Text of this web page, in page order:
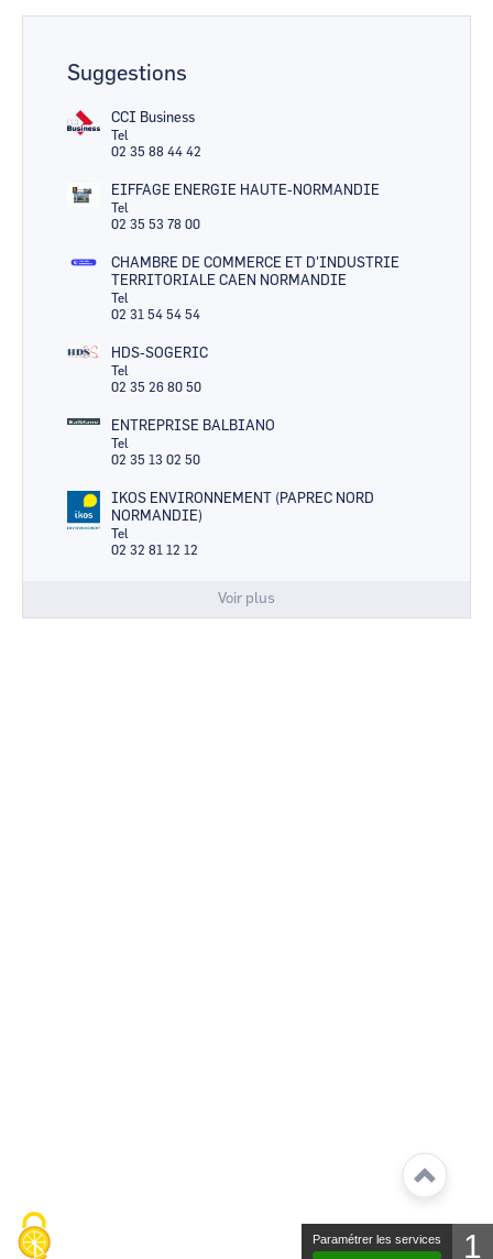
Suggestions
CCI Business
Tel
02 35 88 44 42
EIFFAGE ENERGIE HAUTE-NORMANDIE
Tel
02 35 53 78 00
CHAMBRE DE COMMERCE ET D'INDUSTRIE
TERRITORIALE CAEN NORMANDIE
Tel
02 31 54 54 54
HDS-SOGERIC
Tel
02 35 26 80 50
ENTREPRISE BALBIANO
Tel
02 35 13 02 50
IKOS ENVIRONNEMENT (PAPREC NORD
NORMANDIE)
Tel
02 32 81 12 12
Voir plus
Paramétrer les services 1